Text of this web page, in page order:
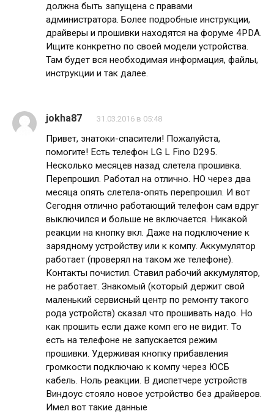
должна быть запущена с правами
администратора. Более подробные инструкции,
драйверы и прошивки находятся на форуме 4PDA.
Ищите конкретно по своей модели устройства.
Там будет вся необходимая информация, файлы,
инструкции и так далее.
jokha87 31.03.2016 в 05:48
Привет, знатоки-спасители! Пожалуйста,
помогите! Есть телефон LG L Fino D295.
Несколько месяцев назад слетела прошивка.
Перепрошил. Работал на отлично. НО через два
месяца опять слетела-опять перепрошил. И вот
Сегодня отлично работающий телефон сам вдруг
выключился и больше не включается. Никакой
реакции на кнопку вкл. Даже на подключение к
зарядному устройству или к компу. Аккумулятор
работает (проверял на таком же телефоне).
Контакты почистил. Ставил рабочий аккумулятор,
не работает. Знакомый (который держит свой
маленький сервисный центр по ремонту такого
рода устройств) сказал что прошивать надо. Но
как прошить если даже комп его не видит. То
есть на телефоне не запускается режим
прошивки. Удерживая кнопку прибавления
громкости подключаю к компу через ЮСБ
кабель. Ноль реакции. В диспетчере устройств
Виндоус стояло новое устройство без драйверов.
Имел вот такие данные